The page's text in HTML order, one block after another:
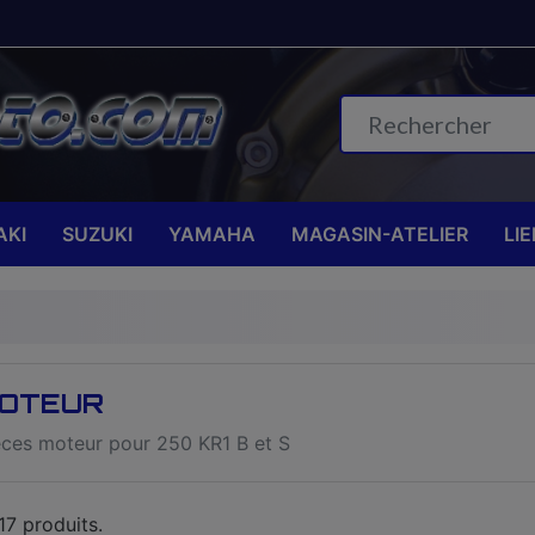
SUZUKI YAMAHA MAGASIN-ATELIER
moteur pour 250 KR1 B et S
produits.